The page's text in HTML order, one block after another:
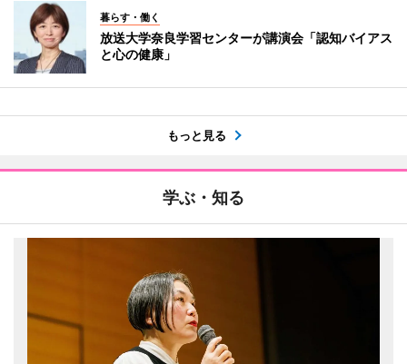
暮らす・働く
放送大学奈良学習センターが講演会「認知バイアス
と心の健康」
もっと見る
学ぶ・知る